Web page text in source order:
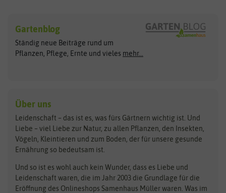
Exotische Samen
Gemüsesamen
Gründünger
Kräutersamen
Obstsamen
Pilzbrut
Rasensamen
Steckzwiebeln
Zimmer & Kübelpflanzen
Kataloge
Schnäppchen
Arche Noah
ASB Greenworld
Benary
Bingenheimer Saatgut
Bionana
BIOWOL
Blumicorn
Clever Pots
COMPO
Dürr-Samen
Feldsaaten Freudenberger
Fertil
Gartenblog
Ständig neue Beiträge rund um
Pflanzen, Pflege, Ernte und vieles mehr...
Über uns
Leidenschaft – das ist es, was fürs Gärtnern wichtig ist. Und
Liebe – viel Liebe zur Natur, zu allen Pflanzen, den Insekten,
Vögeln, Kleintieren und zum Boden, der für unsere gesunde
Ernährung so bedeutsam ist.
Und so ist es wohl auch kein Wunder, dass es Liebe und
Leidenschaft waren, die im Jahr 2003 die Grundlage für die
Eröffnung des Onlineshops Samenhaus Müller waren. Was im